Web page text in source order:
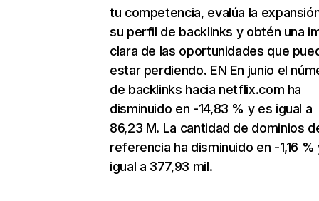
tu competencia, evalúa la
su perfil de backlinks y obtén una
clara de las oportunidades que
estar perdiendo. EN En junio el
de backlinks hacia netflix.com ha
disminuido en -14,83 % y es igual a
86,23 M. La cantidad de dominios
referencia ha disminuido en -1,16 %
igual a 377,93 mil.